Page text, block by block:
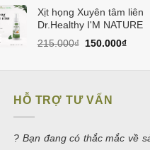
là:
150.000₫.
tại
là:
Xịt họng Xuyên tâm liên
Dr.Healthy I'M NATURE
215.000₫ Giá
150.000₫Giá
HỖ TRỢ TƯ VẤN
? Bạn đang có thắc mắc về